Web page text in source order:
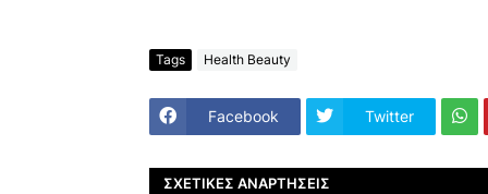
Tags Health Beauty
Facebook Twitter
ΣΧΕΤΙΚΈΣ ΑΝΑΡΤΉΣΕΙΣ